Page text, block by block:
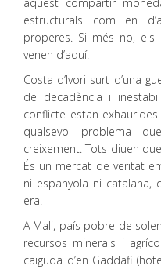
estructurals com en
properes. Si més no,
venen d’aquí.
Costa d’Ivori surt d’una
de decadència i
conflicte estan
qualsevol problema
creixement. Tots diuen
És un mercat de veritat
ni espanyola ni catalana,
era.
A Mali, país pobre de
recursos minerals i
caiguda d’en Gaddafi